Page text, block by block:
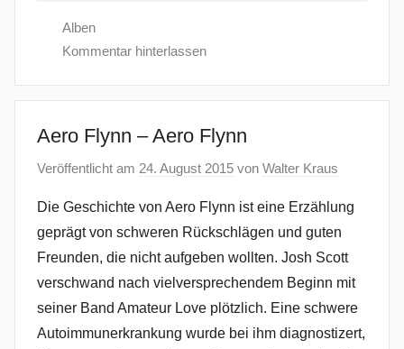
Alben
Kommentar hinterlassen
Aero Flynn – Aero Flynn
Veröffentlicht am 24. August 2015 von Walter Kraus
Die Geschichte von Aero Flynn ist eine Erzählung
geprägt von schweren Rückschlägen und guten
Freunden, die nicht aufgeben wollten. Josh Scott
verschwand nach vielversprechendem Beginn mit
seiner Band Amateur Love plötzlich. Eine schwere
Autoimmunerkrankung wurde bei ihm diagnostizert,